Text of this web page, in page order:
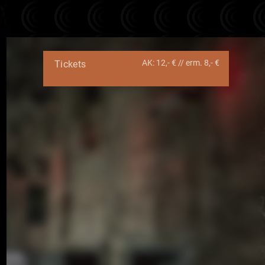
Tickets AK: 12,- € // erm. 8,- €